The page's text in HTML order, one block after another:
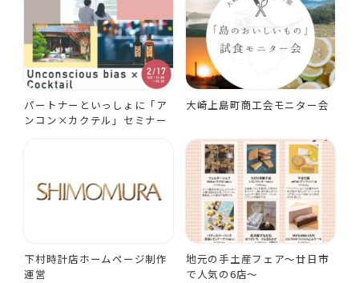
パートナーといっしょに「ア
ンコン×カクテル」セミナー
大崎上島町商工会モニター会
下村時計店ホームページ制作
運営
地元の手土産フェア～廿日市
で人気の6店～